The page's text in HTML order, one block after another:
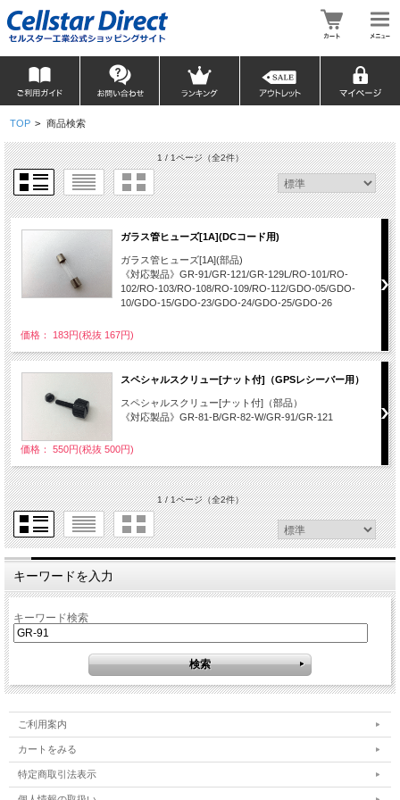
TOP > 商品検索
1 / 1ページ（全2件）
ガラス管ヒューズ[1A](DCコード用)
ガラス管ヒューズ[1A](部品)
《対応製品》GR-91/GR-121/GR-129L/RO-101/RO-
102/RO-103/RO-108/RO-109/RO-112/GDO-05/GDO-
10/GDO-15/GDO-23/GDO-24/GDO-25/GDO-26
価格： 183円(税抜 167円)
スペシャルスクリュー[ナット付]（GPSレシーバー用）
スペシャルスクリュー[ナット付]（部品）
《対応製品》GR-81-B/GR-82-W/GR-91/GR-121
価格： 550円(税抜 500円)
1 / 1ページ（全2件）
キーワードを入力
キーワード検索
ご利用案内
カートをみる
特定商取引法表示